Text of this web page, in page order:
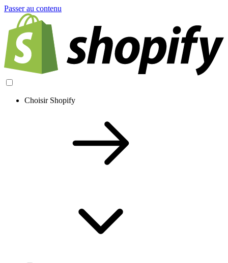
Passer au contenu
Choisir Shopify